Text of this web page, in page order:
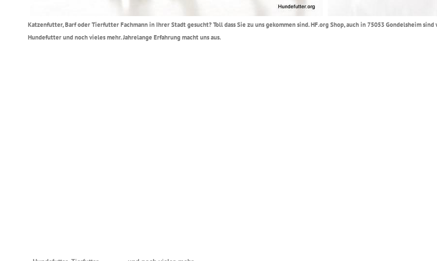
Katzenfutter, Barf oder Tierfutter Fachmann in Ihrer Stadt gesucht? Toll dass Sie zu uns gekommen sind. HF.org Shop, auch in 75053 Gondelsheim
Hundefutter und noch vieles mehr. Jahrelange Erfahrung macht uns aus.